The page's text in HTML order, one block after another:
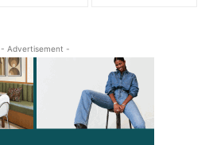
- Advertisement -